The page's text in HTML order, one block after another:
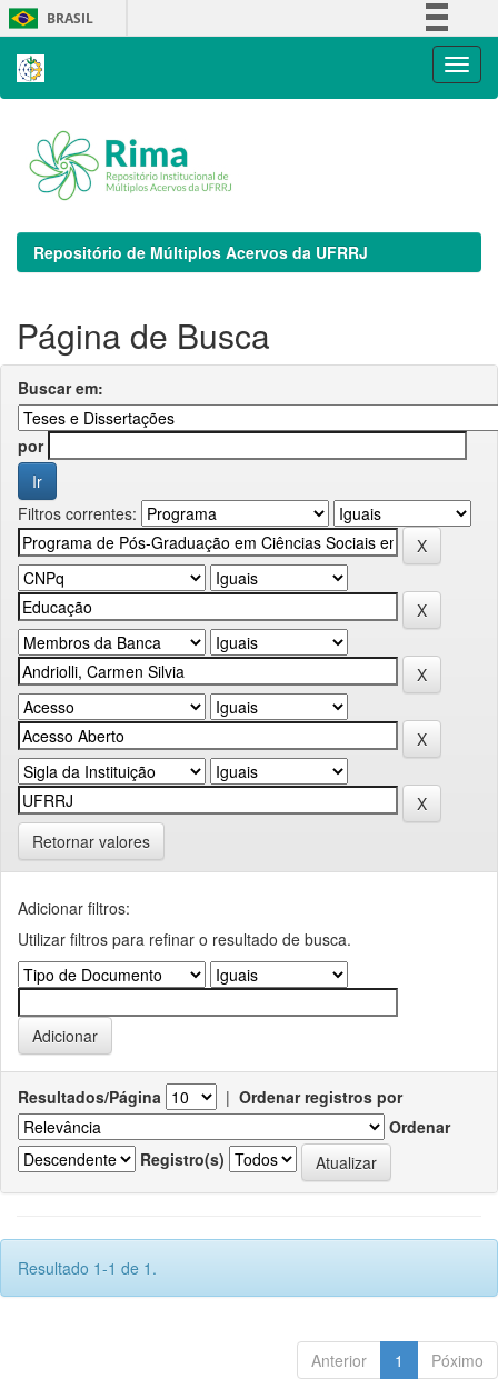
Skip
navigation
BRASIL
Repositório de Múltiplos Acervos da UFRRJ
Página de Busca
Buscar em:
por
Filtros correntes:
Retornar valores
Adicionar filtros:
Utilizar filtros para refinar o resultado de busca.
Resultados/Página | Ordenar registros por
Ordenar
Registro(s)
Resultado 1-1 de 1.
Anterior 1 Póximo